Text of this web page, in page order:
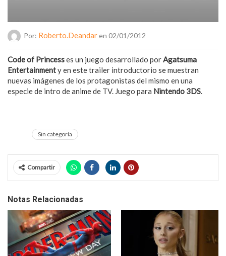
Por: Roberto.deandaren 02/01/2012
Code of Princesses un juego desarrollado porAgatsuma
Entertainmenty en este trailer introductorio se muestran
nuevas imágenes de los protagonistas del mismo en una
especie de intro de anime de TV. Juego para Nintendo 3DS.
Sin categoría
Compartir
Notas Relacionadas